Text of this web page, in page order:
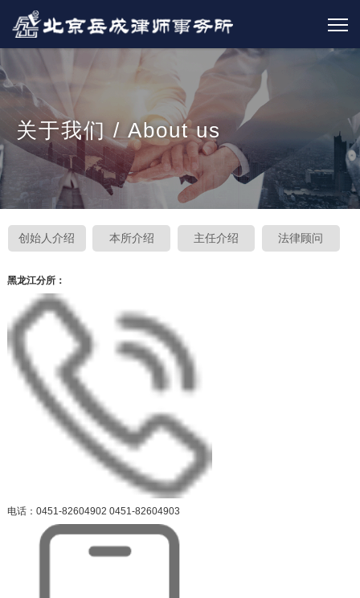
关于我们 / About us
创始人介绍 本所介绍 主任介绍 法律顾问
黑龙江分所：
电话：0451-82604902 0451-82604903